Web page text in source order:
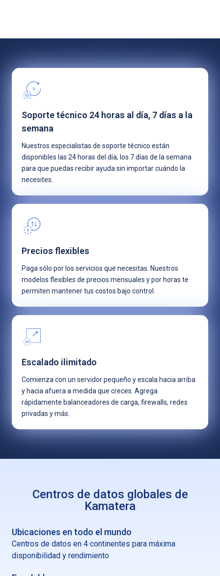
Soporte técnico 24 horas al día, 7 días a la
semana
Nuestros especialistas de soporte técnico están
disponibles las 24 horas del día, los 7 días de la semana
para que puedas recibir ayuda sin importar cuándo la
necesites.
Precios flexibles
Paga sólo por los servicios que necesitas. Nuestros
modelos flexibles de precios mensuales y por horas te
permiten mantener tus costos bajo control.
Escalado ilimitado
Comienza con un servidor pequeño y escala hacia arriba
y hacia afuera a medida que creces. Agrega
rápidamente balanceadores de carga, firewalls, redes
privadas y más.
Centros de datos globales de
Kamatera
Ubicaciones en todo el mundo
Centros de datos en 4 continentes para máxima
disponibilidad y rendimiento